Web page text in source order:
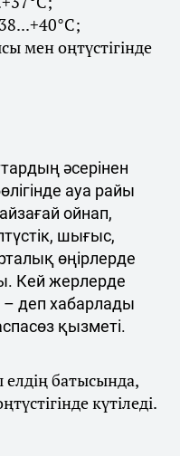
мен оңтүстігінде
әсерінен
ауа райы
ойнап,
шығыс,
өңірлерде
Кей жерлерде
деп хабарлады
қызметі.
батысында,
күтіледі.